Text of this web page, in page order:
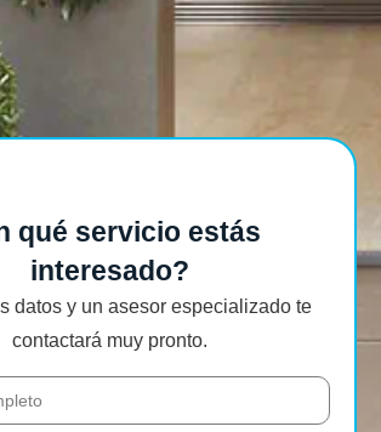
qué servicio estás
interesado?
datos y un asesor especializado te
contactará muy pronto.